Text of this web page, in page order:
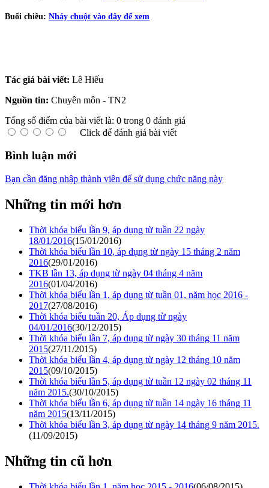
Buổi chiều: Nháy chuột vào đây để xem
Tác giả bài viết: Lê Hiếu
Nguồn tin: Chuyên môn - TN2
Tổng số điểm của bài viết là: 0 trong 0 đánh giá
Click để đánh giá bài viết
Bình luận mới
Bạn cần đăng nhập thành viên để sử dụng chức năng này
Những tin mới hơn
Thời khóa biểu lần 9, áp dụng từ tuần 22 ngày
18/01/2016(15/01/2016)
Thời khóa biểu lần 10, áp dụng từ ngày 15 tháng 2 năm
2016(29/01/2016)
TKB lần 13, áp dụng từ ngày 04 tháng 4 năm
2016(01/04/2016)
Thời khóa biểu lần 1, áp dụng từ tuần 01, năm học 2016 -
2017(27/08/2016)
Thời khóa biểu tuần 20, Áp dụng từ ngày
04/01/2016(30/12/2015)
Thời khóa biểu lần 7, áp dụng từ ngày 30 tháng 11 năm
2015(27/11/2015)
Thời khóa biểu lần 4, áp dụng từ ngày 12 tháng 10 năm
2015(09/10/2015)
Thời khóa biểu lần 5, áp dụng từ tuần 12 ngày 02 tháng 11
năm 2015.(30/10/2015)
Thời khóa biểu lần 6, áp dụng từ tuần 14 ngày 16 tháng 11
năm 2015(13/11/2015)
Thời khóa biểu lần 3, áp dụng từ ngày 14 tháng 9 năm 2015.
(11/09/2015)
Những tin cũ hơn